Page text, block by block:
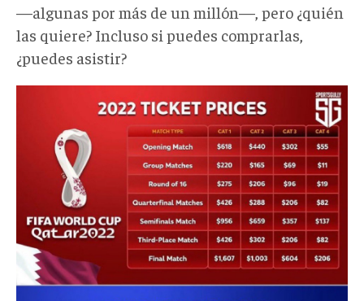
—algunas por más de un millón—, pero ¿quién
las quiere? Incluso si puedes comprarlas,
¿puedes asistir?
TickPr1.png